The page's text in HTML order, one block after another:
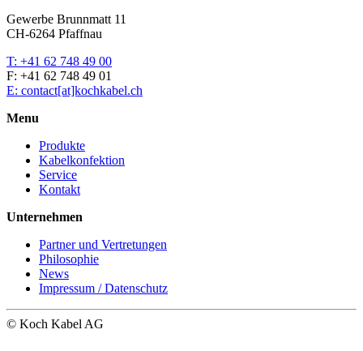
Gewerbe Brunnmatt 11
CH-6264 Pfaffnau
T: +41 62 748 49 00
F: +41 62 748 49 01
E: contact[at]kochkabel.ch
Menu
Produkte
Kabelkonfektion
Service
Kontakt
Unternehmen
Partner und Vertretungen
Philosophie
News
Impressum / Datenschutz
© Koch Kabel AG